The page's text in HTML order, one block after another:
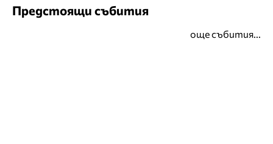
Предстоящи събития
още събития...